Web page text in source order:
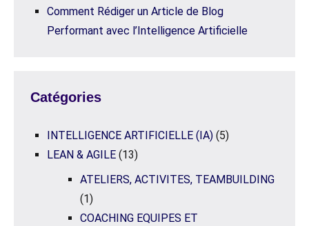
Comment Rédiger un Article de Blog
Performant avec l’Intelligence Artificielle
Catégories
INTELLIGENCE ARTIFICIELLE (IA) (5)
LEAN & AGILE (13)
ATELIERS, ACTIVITES, TEAMBUILDING
(1)
COACHING EQUIPES ET